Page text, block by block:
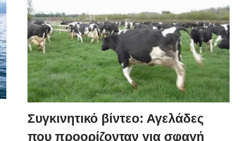
Συγκινητικό βίντεο: Αγελάδες
που προορίζονταν για σφαγή